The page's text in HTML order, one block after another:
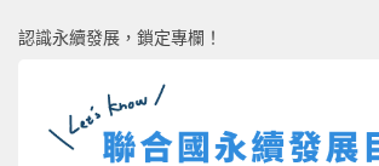
認識永續發展，鎖定專欄！